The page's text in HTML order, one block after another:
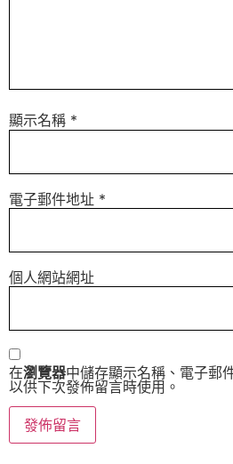
顯示名稱 *
電子郵件地址 *
個人網站網址
在瀏覽器中儲存顯示名稱、電子郵
以供下次發佈留言時使用。